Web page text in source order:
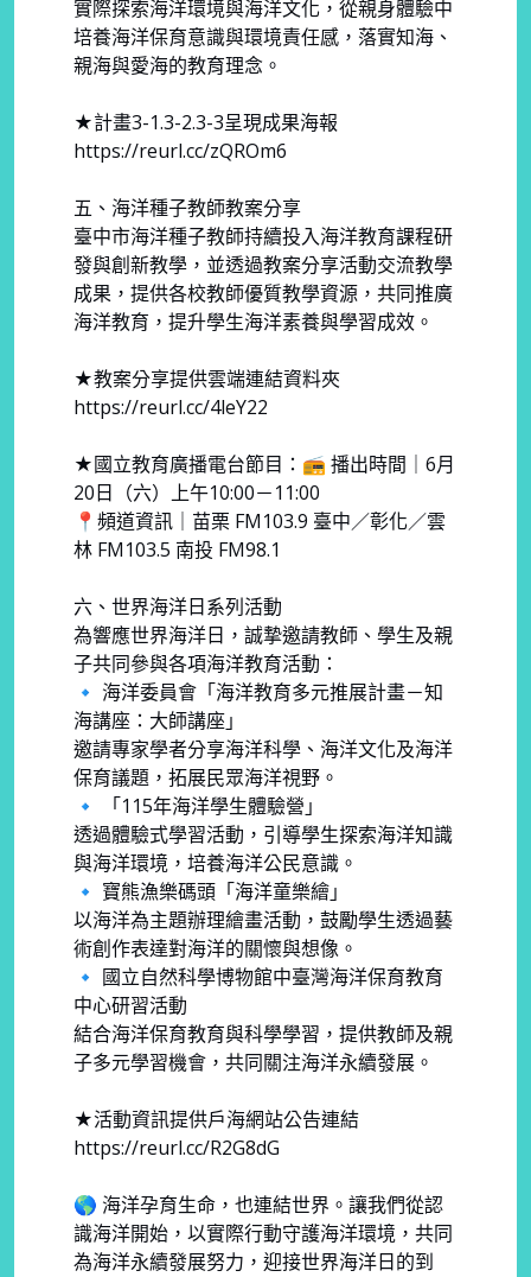
實際探索海洋環境與海洋文化，從親身體驗中
培養海洋保育意識與環境責任感，落實知海、
親海與愛海的教育理念。
★計畫3-1.3-2.3-3呈現成果海報
https://reurl.cc/zQROm6
五、海洋種子教師教案分享
臺中市海洋種子教師持續投入海洋教育課程研
發與創新教學，並透過教案分享活動交流教學
成果，提供各校教師優質教學資源，共同推廣
海洋教育，提升學生海洋素養與學習成效。
★教案分享提供雲端連結資料夾
https://reurl.cc/4leY22
★國立教育廣播電台節目：📻 播出時間｜6月
20日（六）上午10:00－11:00
📍頻道資訊｜苗栗 FM103.9 臺中／彰化／雲
林 FM103.5 南投 FM98.1
六、世界海洋日系列活動
為響應世界海洋日，誠摯邀請教師、學生及親
子共同參與各項海洋教育活動：
🔹 海洋委員會「海洋教育多元推展計畫－知
海講座：大師講座」
邀請專家學者分享海洋科學、海洋文化及海洋
保育議題，拓展民眾海洋視野。
🔹 「115年海洋學生體驗營」
透過體驗式學習活動，引導學生探索海洋知識
與海洋環境，培養海洋公民意識。
🔹 寶熊漁樂碼頭「海洋童樂繪」
以海洋為主題辦理繪畫活動，鼓勵學生透過藝
術創作表達對海洋的關懷與想像。
🔹 國立自然科學博物館中臺灣海洋保育教育
中心研習活動
結合海洋保育教育與科學學習，提供教師及親
子多元學習機會，共同關注海洋永續發展。
★活動資訊提供戶海網站公告連結
https://reurl.cc/R2G8dG
🌎 海洋孕育生命，也連結世界。讓我們從認
識海洋開始，以實際行動守護海洋環境，共同
為海洋永續發展努力，迎接世界海洋日的到